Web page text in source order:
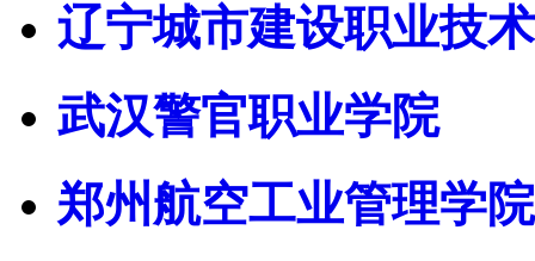
辽宁城市建设职业技
武汉警官职业学院
郑州航空工业管理学院